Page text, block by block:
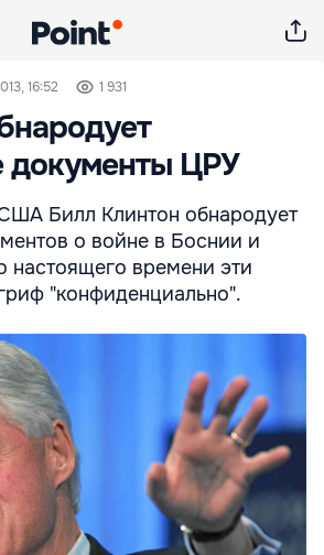
16:52 1 931
документы ЦРУ
Билл Клинтон обнародует
о войне в Боснии и
настоящего времени эти
"конфиденциально".